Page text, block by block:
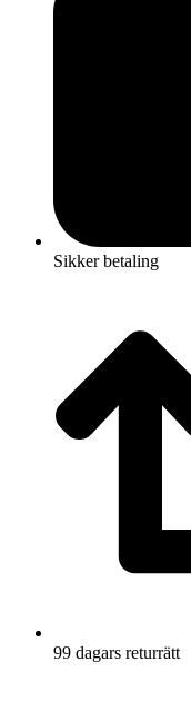
Sikker betaling
99 dagars returrätt